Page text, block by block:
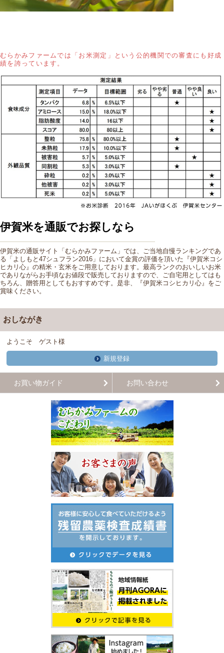
むらかみファームでは「お米測定」という公的機関での審査にも好成
績を誇っています。
伊賀米を通販でお探しなら
伊賀米の通販サイト「むらかみファーム」では、ご当地自慢ランキングであ
る「よしもと47シュフラン2016」において金賞の評価を頂いた『伊賀米コシ
ヒカリ 心』の精米 ・玄米をご用意しております。最高ランクのおいしいお米
でありながらお手頃なお値段で販売しておりますので、ご自宅用としてはも
ちろん、贈答用としても おすすめです。是非、『伊賀米コシヒカリ心』をご
賞味ください。
おしながき
ようこそ ゲスト様
新規登録
お買い物ガイド お問い合わせ